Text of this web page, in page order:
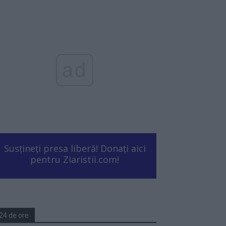
Susțineți presa liberă! Donați aici
pentru Ziaristii.com!
24 de ore